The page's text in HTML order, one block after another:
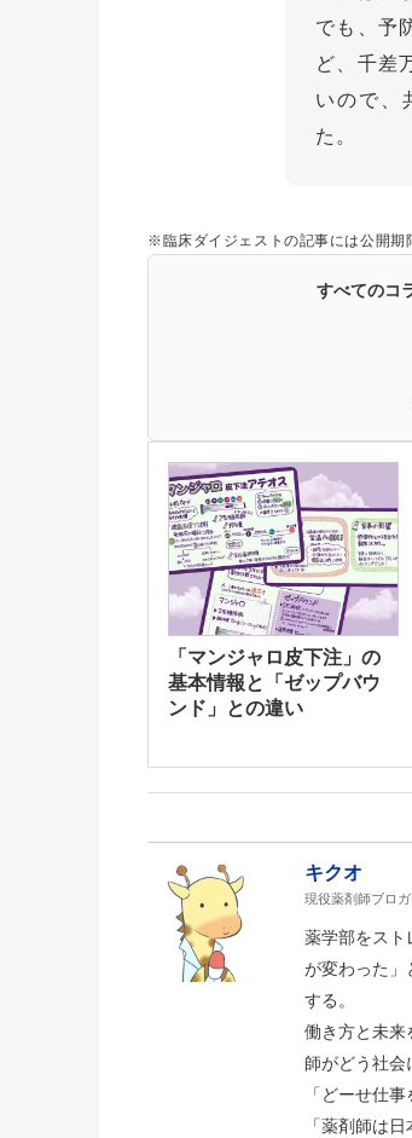
でも、予
ど、千差
いので、
た。
※臨床ダイジェストの記事には公開期
すべてのコ
「マンジャロ皮下注」の
基本情報と「ゼップバウ
ンド」との違い
キクオ
現役薬剤師ブロガ
薬学部をスト
が変わった」
する。
働き方と未来
師がどう社会
「どーせ仕
「薬剤師は